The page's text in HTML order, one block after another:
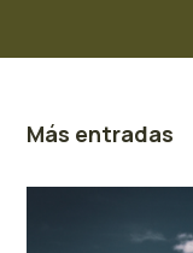
Más entradas